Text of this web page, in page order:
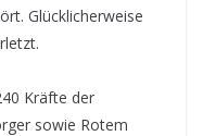
Glücklicherweise
Kräfte der
sowie Rotem